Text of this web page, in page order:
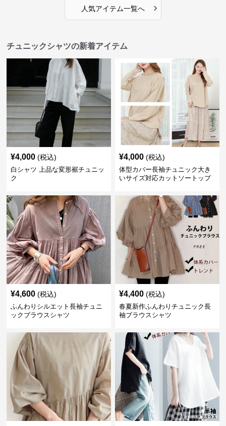
人気アイテム一覧へ ›
チュニックシャツの新着アイテム
¥4,000 (税込)
白シャツ 上品な変形裾チュニッ
ク
¥4,000 (税込)
体型カバー長袖チュニック大き
いサイズ対応カットソートップ
¥4,600 (税込)
ふんわりシルエット長袖チュニ
ックブラウスシャツ
¥4,400 (税込)
春夏新作ふんわりチュニック長
袖ブラウスシャツ